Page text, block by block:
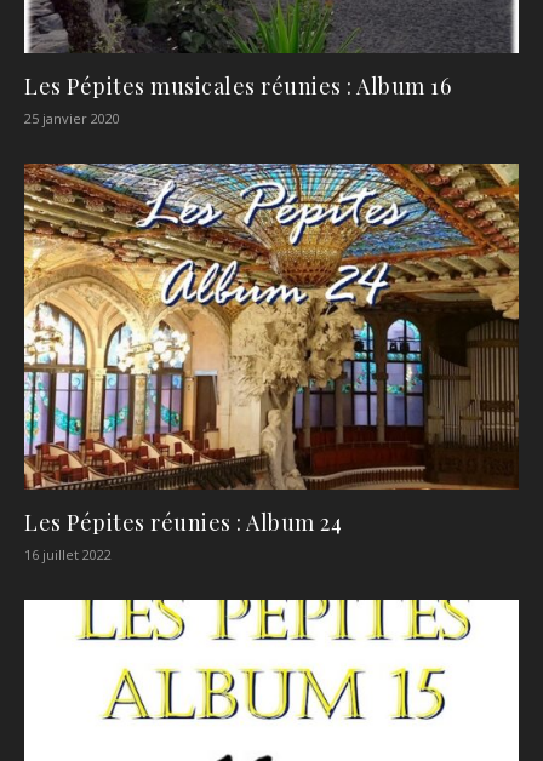
Les Pépites musicales réunies : Album 16
25 janvier 2020
Les Pépites réunies : Album 24
16 juillet 2022